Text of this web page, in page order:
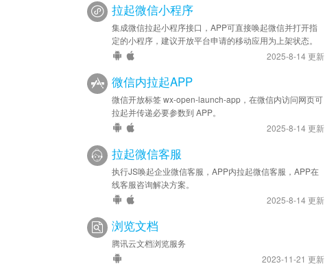
拉起微信小程序
集成微信拉起小程序接口，APP可直接唤起微信并打开指
定的小程序，建议开放平台申请的移动应用为上架状态。
2025-8-14 更新
微信内拉起APP
微信开放标签 wx-open-launch-app，在微信内访问网页可
拉起并传递必要参数到 APP。
2025-8-14 更新
拉起微信客服
执行JS唤起企业微信客服，APP内拉起微信客服，APP在
线客服咨询解决方案。
2025-8-14 更新
浏览文档
腾讯云文档浏览服务
2023-11-21 更新